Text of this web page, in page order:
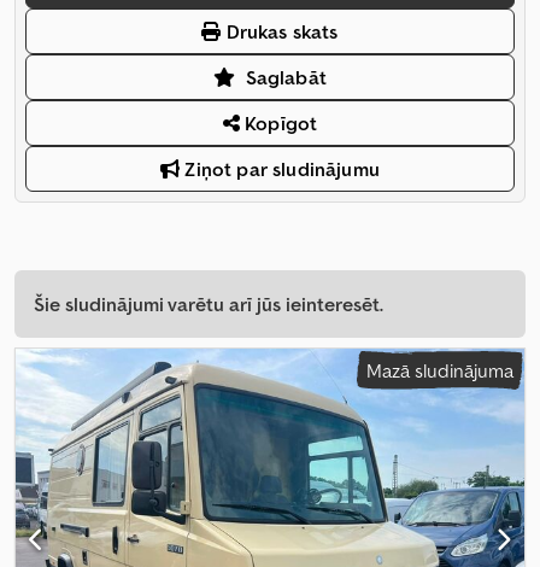
Drukas skats
Saglabāt
Kopīgot
Ziņot par sludinājumu
Šie sludinājumi varētu arī jūs ieinteresēt.
Mazā sludinājuma